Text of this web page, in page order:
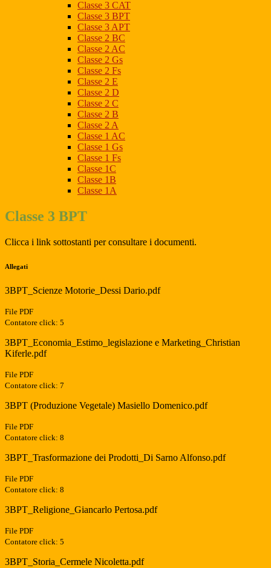
Classe 3 CAT
Classe 3 BPT
Classe 3 APT
Classe 2 BC
Classe 2 AC
Classe 2 Gs
Classe 2 Fs
Classe 2 E
Classe 2 D
Classe 2 C
Classe 2 B
Classe 2 A
Classe 1 AC
Classe 1 Gs
Classe 1 Fs
Classe 1C
Classe 1B
Classe 1A
Classe 3 BPT
Clicca i link sottostanti per consultare i documenti.
Allegati
3BPT_Scienze Motorie_Dessi Dario.pdf
File PDF
Contatore click: 5
3BPT_Economia_Estimo_legislazione e Marketing_Christian
Kiferle.pdf
File PDF
Contatore click: 7
3BPT (Produzione Vegetale) Masiello Domenico.pdf
File PDF
Contatore click: 8
3BPT_Trasformazione dei Prodotti_Di Sarno Alfonso.pdf
File PDF
Contatore click: 8
3BPT_Religione_Giancarlo Pertosa.pdf
File PDF
Contatore click: 5
3BPT_Storia_Cermele Nicoletta.pdf